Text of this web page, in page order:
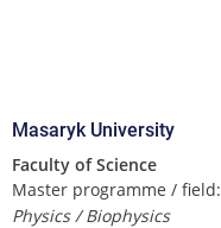
Masaryk University
Faculty of Science
Master programme / field:
Physics / Biophysics